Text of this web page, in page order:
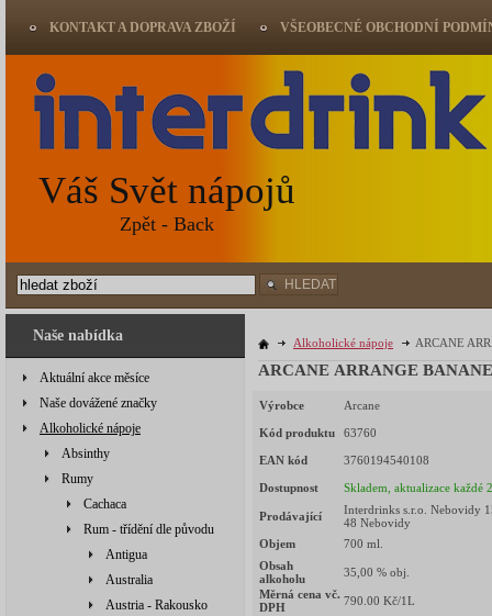
Naše nabídka
Aktuální akce měsíce
Naše dovážené značky
Alkoholické nápoje
Absinthy
Rumy
Cachaca
Rum - třídění dle původu
Antigua
Australia
Austria - Rakousko
Alkoholické nápoje ARCANE
ARCANE ARRANGE
Výrobce Arcane
Kód produktu 63760
EAN kód 3760194540108
Dostupnost Skladem, aktualizace každé
Prodávající
Interdrinks s.r.o. Nebovidy
48 Nebovidy
Objem
700 ml.
Obsah
alkoholu
35,00 % obj.
Měrná cena vč.
DPH
790.00 Kč/1L
KONTAKT A DOPRAVA ZBOŽÍ VŠEOBECNÉ OBCHODNÍ
Váš Svět nápojů
Zpět - Back
HLEDAT